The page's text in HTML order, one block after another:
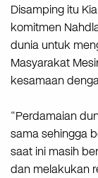
Disamping itu
komitmen
dunia untuk
Masyarakat
kesamaan
“Perdamaian
sama sehingga
saat ini masih
dan melakukan